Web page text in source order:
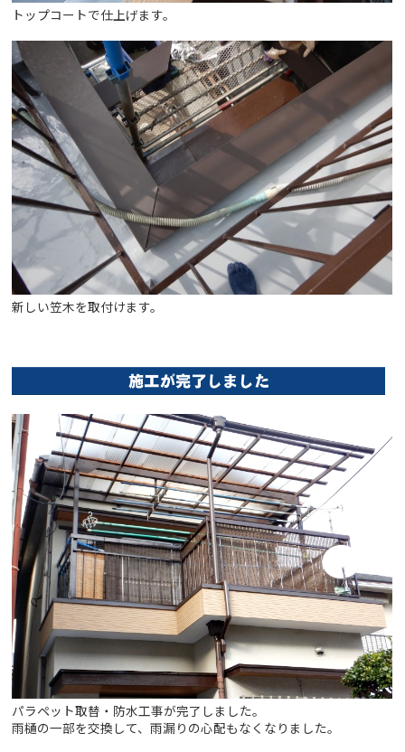
トップコートで仕上げます。
新しい笠木を取付けます。
パラペット取替・防水工事が完了しました。
雨樋の一部を交換して、雨漏りの心配もなくなりました。